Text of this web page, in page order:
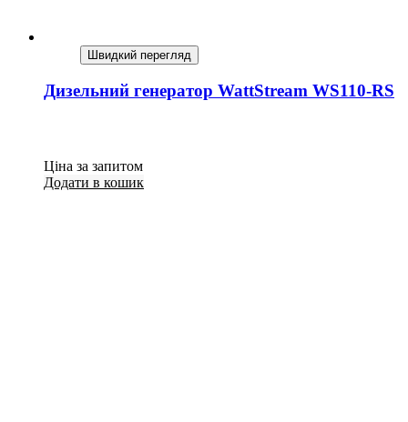
Швидкий перегляд
Дизельний генератор WattStream WS110-RS
Ціна за запитом
Додати в кошик